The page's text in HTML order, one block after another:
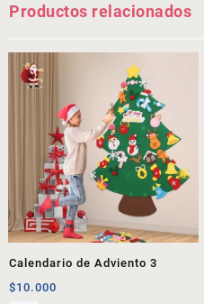
Productos relacionados
Calendario de Adviento 3
$10.000